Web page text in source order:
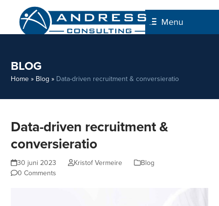
content
Menu
BLOG
Home » Blog » Data-driven recruitment & conversieratio
Data-driven recruitment &
conversieratio
30 juni 2023 Kristof Vermeire
Blog
0 Comments